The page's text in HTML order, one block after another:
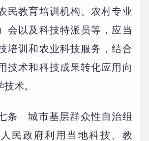
民教育培训机构、农村专业
会以及科技特派员等，应当
培训和农业科技服务，结合
技术和科技成果转化应用向
术。
条 城市基层群众性自治组
民政府利用当地科技、教